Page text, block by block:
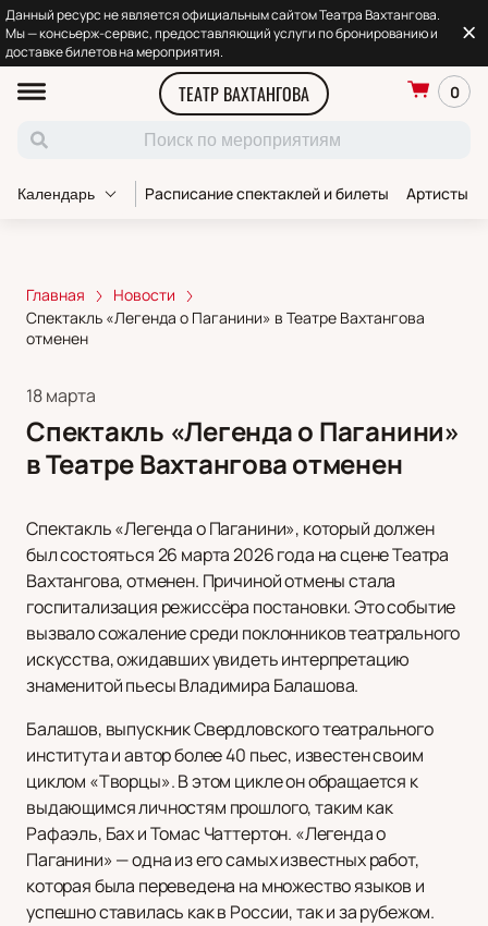
Данный ресурс не является официальным сайтом Театра Вахтангова.
Мы — консьерж-сервис, предоставляющий услуги по бронированию и
доставке билетов на мероприятия.
ТЕАТР ВАХТАНГОВА 0
Календарь Расписание спектаклей и билеты Артисты
Главная
Новости
Спектакль «Легенда о Паганини» в Театре Вахтангова
отменен
18 марта
Спектакль «Легенда о Паганини»
в Театре Вахтангова отменен
Спектакль «Легенда о Паганини», который должен
был состояться 26 марта 2026 года на сцене Театра
Вахтангова, отменен. Причиной отмены стала
госпитализация режиссёра постановки. Это событие
вызвало сожаление среди поклонников театрального
искусства, ожидавших увидеть интерпретацию
знаменитой пьесы Владимира Балашова.
Балашов, выпускник Свердловского театрального
института и автор более 40 пьес, известен своим
циклом «Творцы». В этом цикле он обращается к
выдающимся личностям прошлого, таким как
Рафаэль, Бах и Томас Чаттертон. «Легенда о
Паганини» — одна из его самых известных работ,
которая была переведена на множество языков и
успешно ставилась как в России, так и за рубежом.